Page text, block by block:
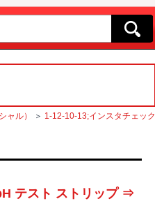
ャル） ＞ 1-12-10-13;インスタチェック
テスト ストリップ ⇒